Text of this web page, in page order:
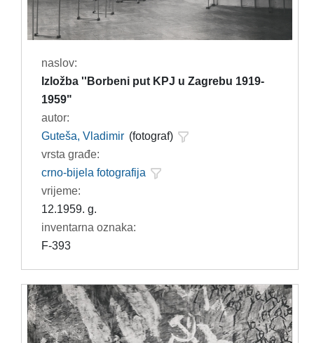
naslov:
Izložba ''Borbeni put KPJ u Zagrebu 1919-
1959"
autor:
Guteša, Vladimir (fotograf)
vrsta građe:
crno-bijela fotografija
vrijeme:
12.1959. g.
inventarna oznaka:
F-393